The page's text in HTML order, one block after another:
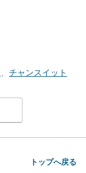
チャンスイット
トップへ戻る